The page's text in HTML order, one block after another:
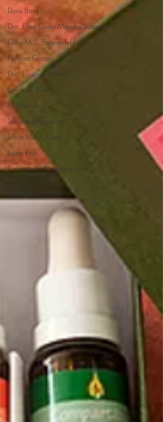
Doris Barg
Dra. Ellen Costa Mendes Soares
Gina M.S. Soomerfeld
Heloisa Gomes
Dra. Luciana Ribeiro
Lizete de Paula
Metaverso
Silvana Hilgenberg
Silvia Maria Ribeiro
Luiza Reis
Compondo Biografias com
Florais
Lucia Albuquerque